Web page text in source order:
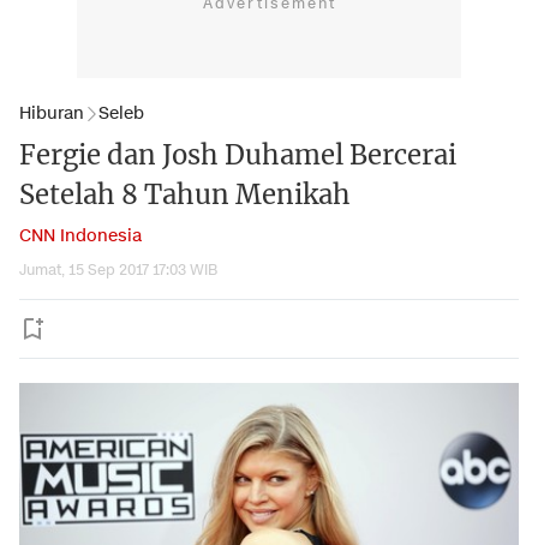
Hiburan Seleb
Fergie dan Josh Duhamel Bercerai
Setelah 8 Tahun Menikah
CNN Indonesia
Jumat, 15 Sep 2017 17:03 WIB